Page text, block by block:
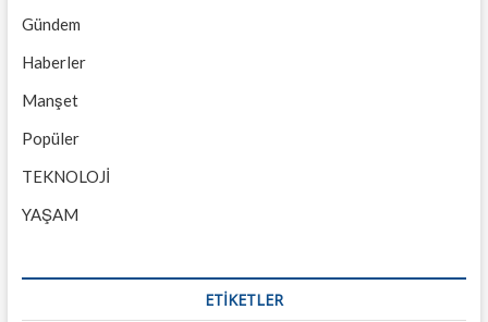
Gündem
Haberler
Manşet
Popüler
TEKNOLOJİ
YAŞAM
ETİKETLER